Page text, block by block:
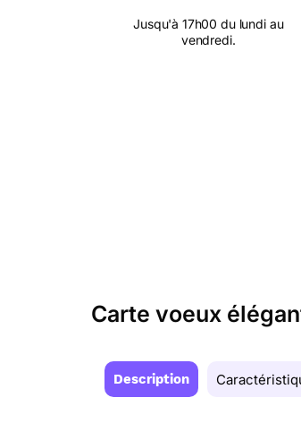
Jusqu'à 17h00 du lundi au
vendredi.
Carte voeux
Description